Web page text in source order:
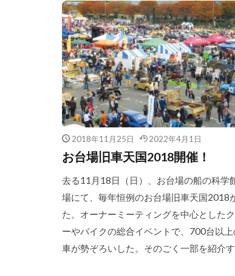
2018年11月25日 2022年4月1日
お台場旧車天国2018開催！
去る11月18日（日）、お台場の船の科学
場にて、毎年恒例のお台場旧車天国2018
た。オーナーミーティングを中心とした
ーやバイクの総合イベントで、700台以
車が勢ぞろいした。そのごく一部を紹介す